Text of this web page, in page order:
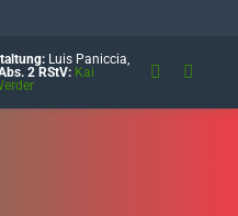
Luis Paniccia,
2 RStV: Kai